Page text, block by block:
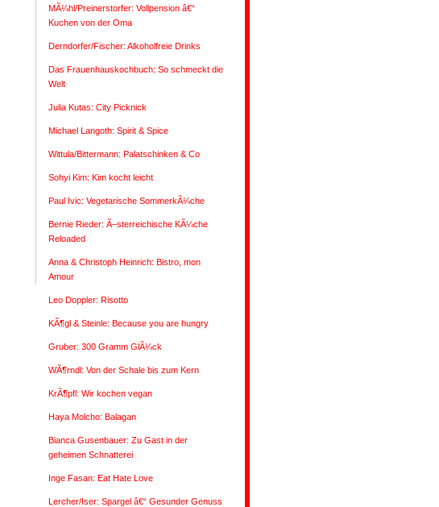
MÃ¼hl/Preinerstorfer: Vollpension â€“
Kuchen von der Oma
Derndorfer/Fischer: Alkoholfreie Drinks
Das Frauenhauskochbuch: So schmeckt die
Welt
Julia Kutas: City Picknick
Michael Langoth: Spirit & Spice
Wittula/Bittermann: Palatschinken & Co
Sohyi Kim: Kim kocht leicht
Paul Ivic: Vegetarische SommerkÃ¼che
Bernie Rieder: Ã–sterreichische KÃ¼che
Reloaded
Anna & Christoph Heinrich: Bistro, mon
Amour
Leo Doppler: Risotto
KÃ¶gl & Steinle: Because you are hungry
Gruber: 300 Gramm GlÃ¼ck
WÃ¶rndl: Von der Schale bis zum Kern
KrÃ¶pfl: Wir kochen vegan
Haya Molcho: Balagan
Bianca Gusenbauer: Zu Gast in der
geheimen Schnatterei
Inge Fasan: Eat Hate Love
Lercher/Iser: Spargel â€“ Gesunder Genuss